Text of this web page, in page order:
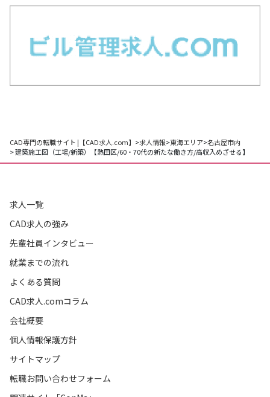
CAD専門の転職サイト |【CAD求人.com】 >求人情報>東海エリア>名古屋市内
> 建築施工図（工場/新築）【熱田区/60・70代の新たな働き方/高収入めざせる】
求人一覧
CAD求人の強み
先輩社員インタビュー
就業までの流れ
よくある質問
CAD求人.comコラム
会社概要
個人情報保護方針
サイトマップ
転職お問い合わせフォーム